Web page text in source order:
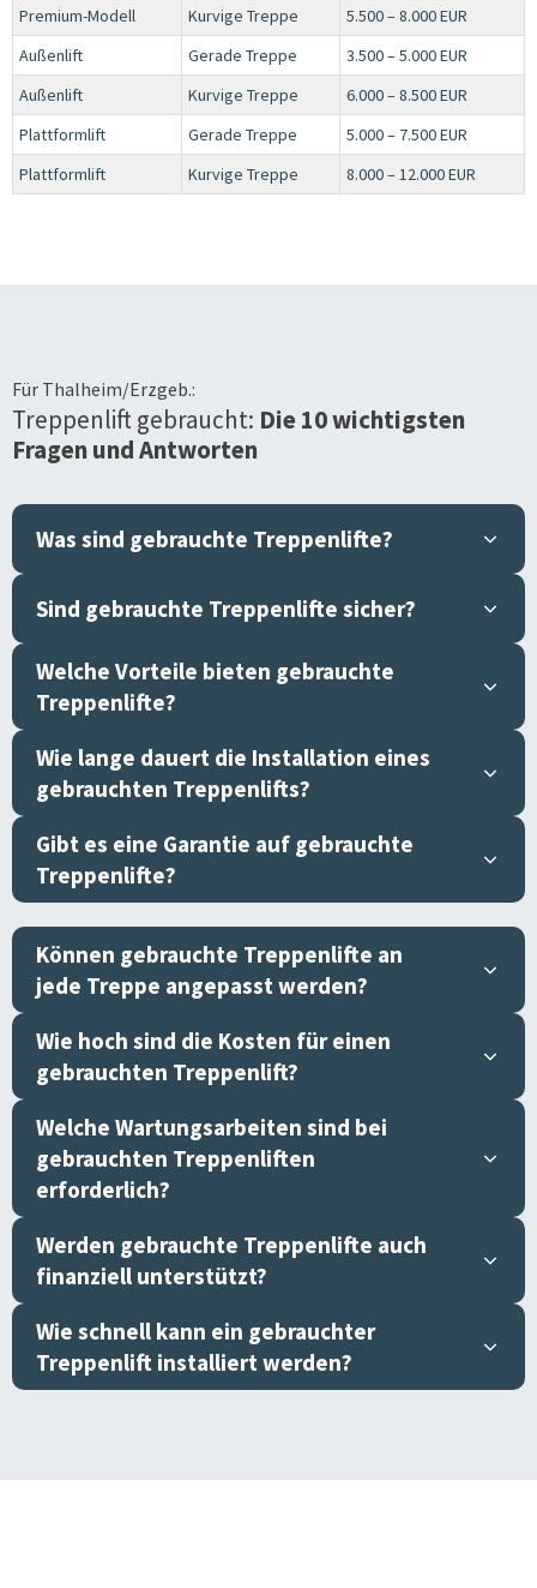
Premium-Modell
Kurvige Treppe
5.500 – 8.000 EUR
Außenlift
Gerade Treppe
3.500 – 5.000 EUR
Außenlift
Kurvige Treppe
6.000 – 8.500 EUR
Plattformlift
Gerade Treppe
5.000 – 7.500 EUR
Plattformlift
Kurvige Treppe 8.000 – 12.000 EUR
Für Thalheim/Erzgeb.:
Treppenlift gebraucht: Die 10 wichtigsten
Fragen und Antworten
Was sind gebrauchte Treppenlifte?
Sind gebrauchte Treppenlifte sicher?
Welche Vorteile bieten gebrauchte
Treppenlifte?
Wie lange dauert die Installation eines
gebrauchten Treppenlifts?
Gibt es eine Garantie auf gebrauchte
Treppenlifte?
Können gebrauchte Treppenlifte an
jede Treppe angepasst werden?
Wie hoch sind die Kosten für einen
gebrauchten Treppenlift?
Welche Wartungsarbeiten sind bei
gebrauchten Treppenliften
erforderlich?
Werden gebrauchte Treppenlifte auch
finanziell unterstützt?
Wie schnell kann ein gebrauchter
Treppenlift installiert werden?